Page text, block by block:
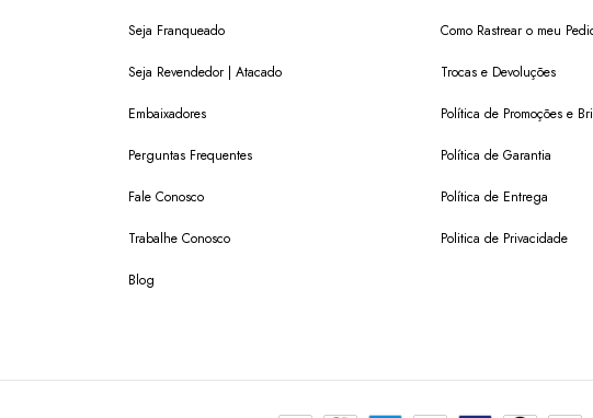
Seja Franqueado
Seja Revendedor | Atacado
Embaixadores
Perguntas Frequentes
Fale Conosco
Trabalhe Conosco
Blog
Como Rastrear o meu
Trocas e Devoluções
Política de Promoções e
Política de Garantia
Política de Entrega
Politica de Privacidade